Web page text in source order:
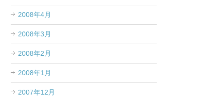
2008年4月
2008年3月
2008年2月
2008年1月
2007年12月